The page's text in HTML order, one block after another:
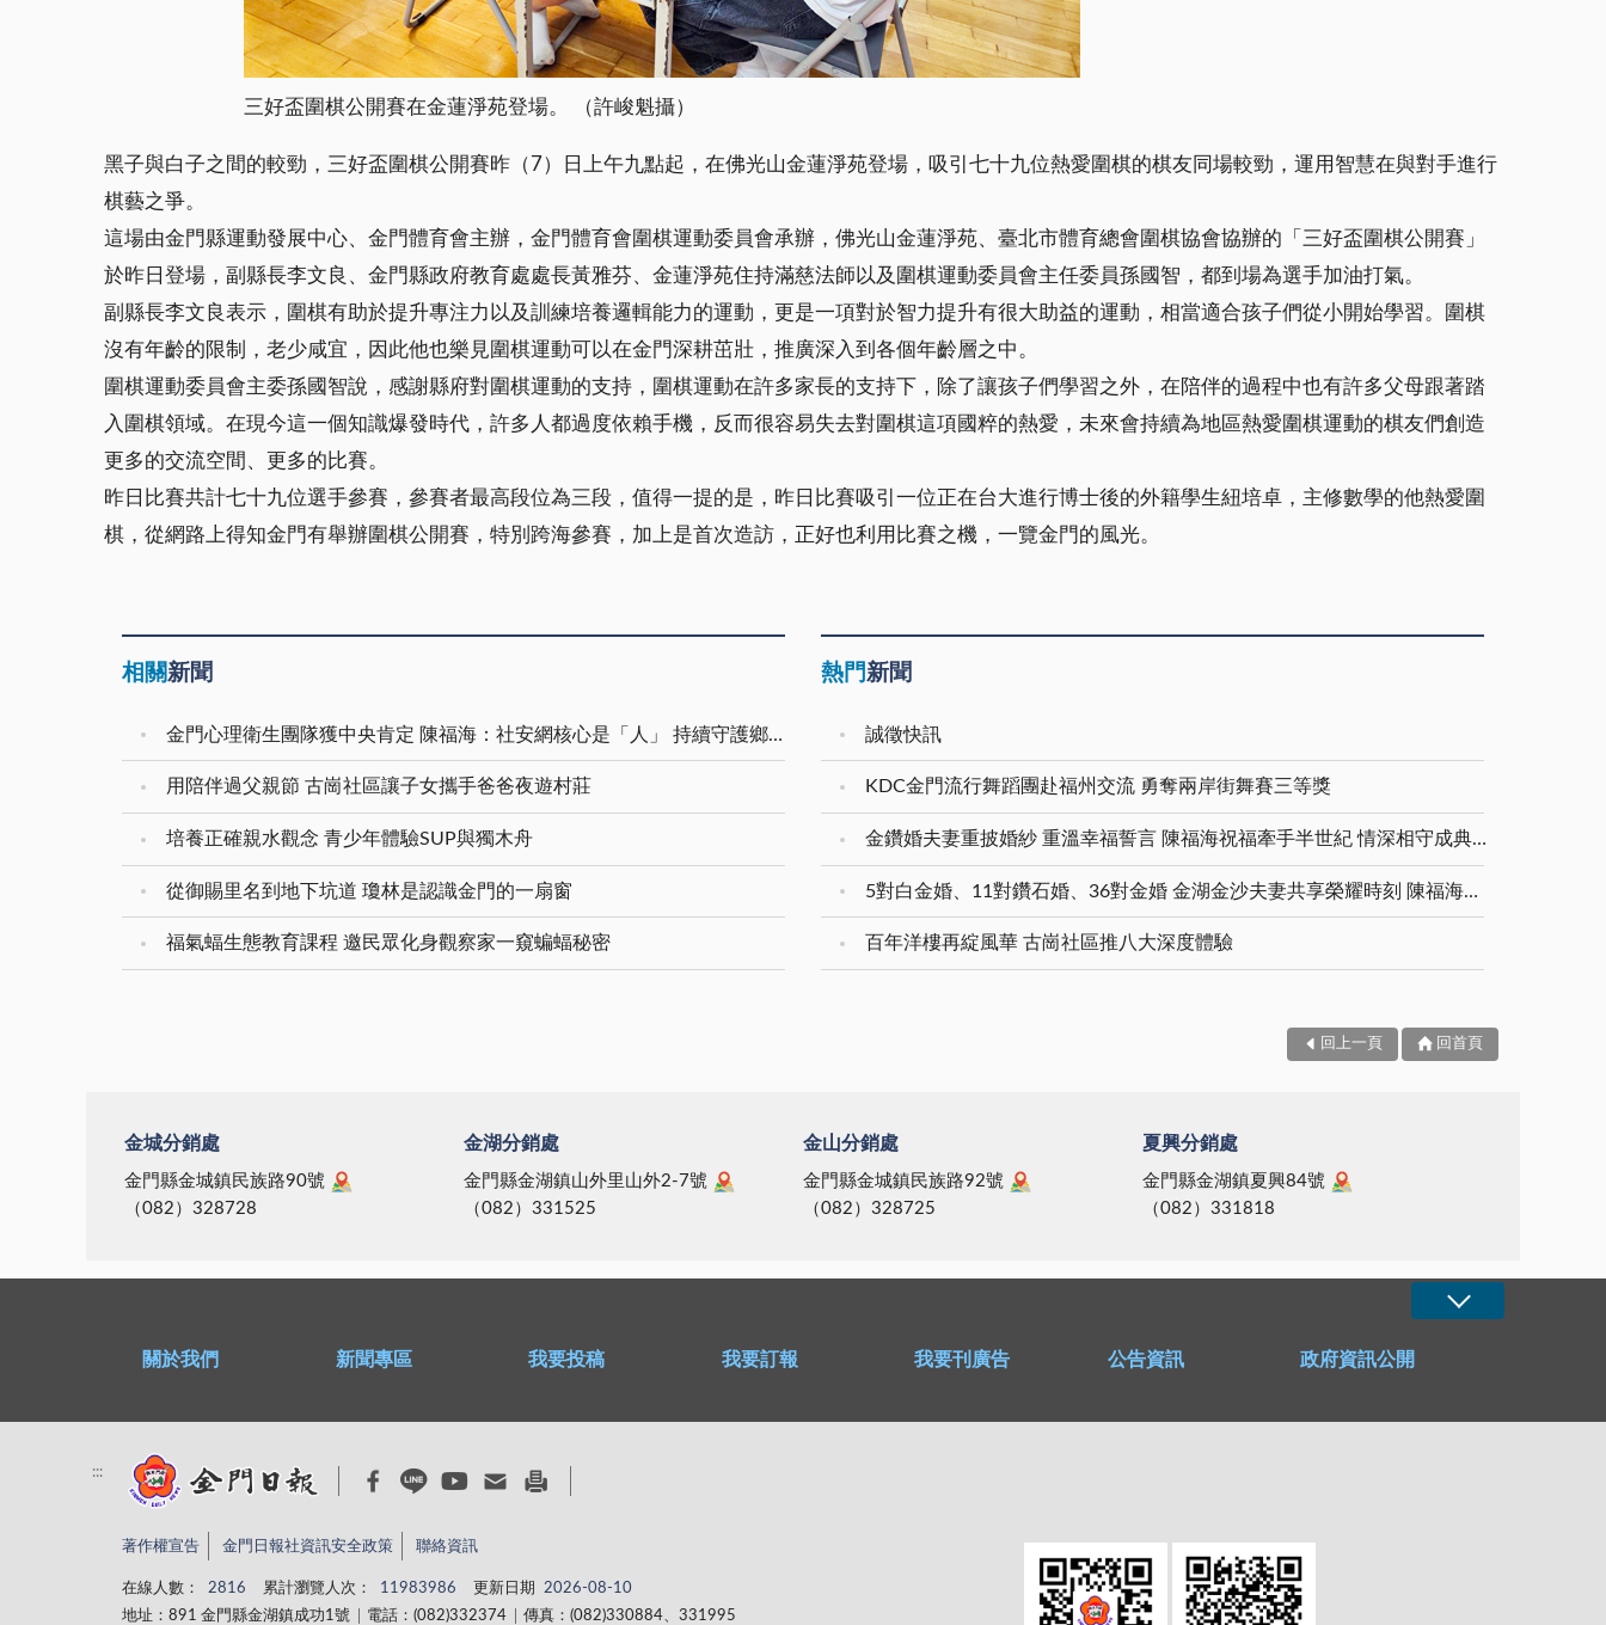
三好盃圍棋公開賽在金蓮淨苑登場。 （許峻魁攝）
黑子與白子之間的較勁，三好盃圍棋公開賽昨（7）日上午九點起，在佛光山金蓮淨苑登場，吸引七十九位熱愛圍棋的棋友同場較勁，運用智慧在與對手進行
棋藝之爭。
這場由金門縣運動發展中心、金門體育會主辦，金門體育會圍棋運動委員會承辦，佛光山金蓮淨苑、臺北市體育總會圍棋協會協辦的「三好盃圍棋公開賽」
於昨日登場，副縣長李文良、金門縣政府教育處處長黃雅芬、金蓮淨苑住持滿慈法師以及圍棋運動委員會主任委員孫國智，都到場為選手加油打氣。
副縣長李文良表示，圍棋有助於提升專注力以及訓練培養邏輯能力的運動，更是一項對於智力提升有很大助益的運動，相當適合孩子們從小開始學習。圍棋
沒有年齡的限制，老少咸宜，因此他也樂見圍棋運動可以在金門深耕茁壯，推廣深入到各個年齡層之中。
圍棋運動委員會主委孫國智說，感謝縣府對圍棋運動的支持，圍棋運動在許多家長的支持下，除了讓孩子們學習之外，在陪伴的過程中也有許多父母跟著踏
入圍棋領域。在現今這一個知識爆發時代，許多人都過度依賴手機，反而很容易失去對圍棋這項國粹的熱愛，未來會持續為地區熱愛圍棋運動的棋友們創造
更多的交流空間、更多的比賽。
昨日比賽共計七十九位選手參賽，參賽者最高段位為三段，值得一提的是，昨日比賽吸引一位正在台大進行博士後的外籍學生紐培卓，主修數學的他熱愛圍
棋，從網路上得知金門有舉辦圍棋公開賽，特別跨海參賽，加上是首次造訪，正好也利用比賽之機，一覽金門的風光。
相關新聞
金門心理衛生團隊獲中央肯定 陳福海：社安網核心是「人」 持續守護鄉親心理健康
用陪伴過父親節 古崗社區讓子女攜手爸爸夜遊村莊
培養正確親水觀念 青少年體驗SUP與獨木舟
從御賜里名到地下坑道 瓊林是認識金門的一扇窗
福氣蝠生態教育課程 邀民眾化身觀察家一窺蝙蝠秘密
熱門新聞
誠徵快訊
KDC金門流行舞蹈團赴福州交流 勇奪兩岸街舞賽三等獎
金鑽婚夫妻重披婚紗 重溫幸福誓言 陳福海祝福牽手半世紀 情深相守成典範
5對白金婚、11對鑽石婚、36對金婚 金湖金沙夫妻共享榮耀時刻 陳福海表揚金鑽婚夫妻 向半世紀相守家庭典範致敬
百年洋樓再綻風華 古崗社區推八大深度體驗
回上一頁 回首頁
金城分銷處
金門縣金城鎮民族路90號
（082）328728
金湖分銷處
金門縣金湖鎮山外里山外2-7號
（082）331525
金山分銷處
金門縣金城鎮民族路92號
（082）328725
夏興分銷處
金門縣金湖鎮夏興84號
（082）331818
關於我們 新聞專區 我要投稿 我要訂報 我要刊廣告 公告資訊 政府資訊公開
:::
著作權宣告 金門日報社資訊安全政策 聯絡資訊
在線人數： 2816 累計瀏覽人次： 11983986 更新日期
2026-08-10
地址：891 金門縣金湖鎮成功1號
電話：(082)332374 傳真：(082)330884、331995